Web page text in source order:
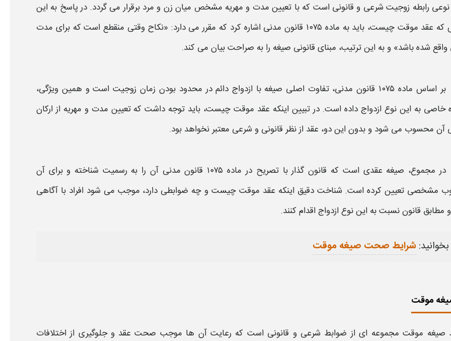
نوعی رابطه زوجیت شرعی و قانونی است که با تعیین مدت و مهریه مشخص میان زن و مرد برقرار می گردد. در پاسخ به این
که عقد موقت چیست
، باید به ماده ۱۰۷۵ قانون مدنی اشاره کرد که مقرر می دارد: «نکاح وقتی منقطع است که برای مدت
شده باشد» و به این ترتیب، مبنای قانونی صیغه را به صراحت بیان می کند.
بر اساس ماده ۱۰۷۵ قانون مدنی، تفاوت اصلی صیغه با ازدواج دائم در محدود بودن زمان زوجیت است و همین ویژگی،
خاصی به این نوع ازدواج داده است. در تبیین اینکه عقد موقت چیست، باید توجه داشت که تعیین مدت و مهریه از ارکان
آن محسوب می شود و بدون این دو، عقد از نظر قانونی و شرعی معتبر نخواهد بود.
در مجموع، صیغه عقدی
است که قانون گذار با تصریح در ماده ۱۰۷۵ قانون مدنی آن را به رسمیت شناخته و برای آن
مشخصی تعیین کرده است. شناخت دقیق اینکه عقد موقت چیست و چه ضوابطی دارد، موجب می شود افراد با آگاهی
مطابق قانون نسبت به این نوع ازدواج اقدام کنند.
شرایط صحت صیغه موقت
موقت
صیغه موقت مجموعه ای از ضوابط شرعی و قانونی است که رعایت آن ها موجب صحت عقد و جلوگیری از اختلافات